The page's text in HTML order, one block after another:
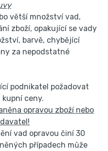
větší množství vad,
zboží, opakující se vady
barvě, chybějící
za nepodstatné
podnikatel požadovat
ceny.
opravou zboží nebo
vad opravou činí 30
případech může